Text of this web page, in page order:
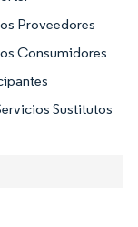
Proveedores
Consumidores
Sustitutos